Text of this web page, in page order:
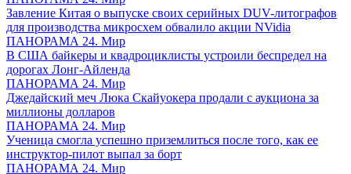
Завление Китая о выпуске своих серийных DUV-литографов
для производства микросхем обвалило акции NVidia
ПАНОРАМА 24. Мир
В США байкеры и квадроциклисты устроили беспредел на
дорогах Лонг-Айленда
ПАНОРАМА 24. Мир
Джедайский меч Люка Скайуокера продали с аукциона за
миллионы долларов
ПАНОРАМА 24. Мир
Ученица смогла успешно приземлиться после того, как ее
инструктор-пилот выпал за борт
ПАНОРАМА 24. Мир